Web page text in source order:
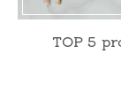
TOP 5